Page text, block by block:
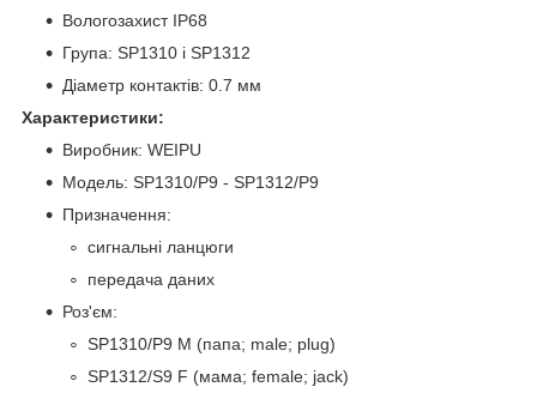
Вологозахист IP68
Група: SP1310 і SP1312
Діаметр контактів: 0.7 мм
Характеристики:
Виробник: WEIPU
Модель: SP1310/P9 - SP1312/P9
Призначення:
сигнальні ланцюги
передача даних
Роз'єм:
SP1310/P9 M (папа; male; plug)
SP1312/S9 F (мама; female; jack)